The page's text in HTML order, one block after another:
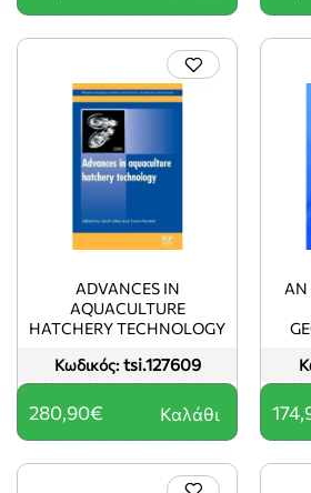
Κωδικός: tsi.127609
ADVANCES IN
AQUACULTURE
HATCHERY TECHNOLOGY
280,90€ Καλάθι
AN